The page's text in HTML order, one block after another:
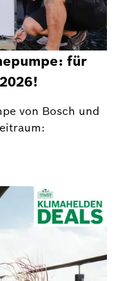
für
von Bosch und